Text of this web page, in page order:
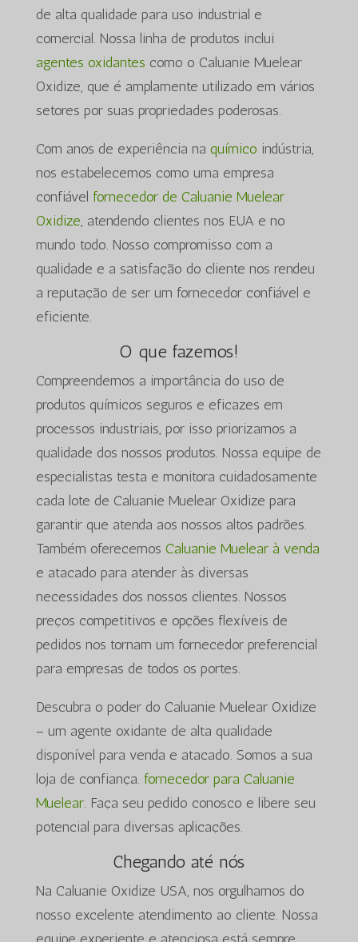
de alta qualidade para uso industrial e
comercial. Nossa linha de produtos inclui
agentes oxidantes como o Caluanie Muelear
Oxidize, que é amplamente utilizado em vários
setores por suas propriedades poderosas.
Com anos de experiência na químico indústria,
nos estabelecemos como uma empresa
confiável fornecedor de Caluanie Muelear
Oxidize, atendendo clientes nos EUA e no
mundo todo. Nosso compromisso com a
qualidade e a satisfação do cliente nos rendeu
a reputação de ser um fornecedor confiável e
eficiente.
O que fazemos!
Compreendemos a importância do uso de
produtos químicos seguros e eficazes em
processos industriais, por isso priorizamos a
qualidade dos nossos produtos. Nossa equipe de
especialistas testa e monitora cuidadosamente
cada lote de Caluanie Muelear Oxidize para
garantir que atenda aos nossos altos padrões.
Também oferecemos Caluanie Muelear à venda
e atacado para atender às diversas
necessidades dos nossos clientes. Nossos
preços competitivos e opções flexíveis de
pedidos nos tornam um fornecedor preferencial
para empresas de todos os portes.
Descubra o poder do Caluanie Muelear Oxidize
– um agente oxidante de alta qualidade
disponível para venda e atacado. Somos a sua
loja de confiança. fornecedor para Caluanie
Muelear. Faça seu pedido conosco e libere seu
potencial para diversas aplicações.
Chegando até nós
Na Caluanie Oxidize USA, nos orgulhamos do
nosso excelente atendimento ao cliente. Nossa